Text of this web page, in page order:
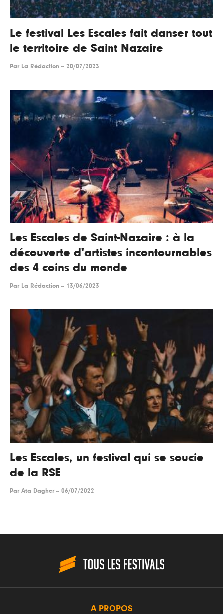
Le festival Les Escales fait danser tout
le territoire de Saint Nazaire
Par La Rédaction -- 20/07/2023
Les Escales de Saint-Nazaire : à la
découverte d'artistes incontournables
des 4 coins du monde
Par La Rédaction -- 13/06/2023
Les Escales, un festival qui se soucie
de la RSE
Par Ata Dagher -- 06/07/2022
A PROPOS